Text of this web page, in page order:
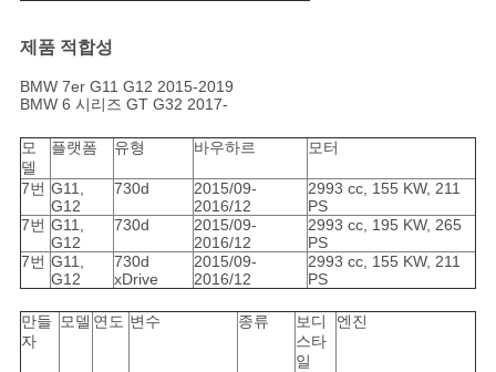
제품 적합성
BMW 7er G11 G12 2015-2019
BMW 6 시리즈 GT G32 2017-
모
델
플랫폼 유형 바우하르 모터
7번 G11,
G12
730d
2015/09-
2016/12
2993 cc, 155 KW, 211
PS
7번 G11,
G12
730d
2015/09-
2016/12
2993 cc, 195 KW, 265
PS
7번 G11,
G12
730d
xDrive
2015/09-
2016/12
2993 cc, 155 KW, 211
PS
만들
자
모델 연도 변수 종류
보디
스타
일
엔진